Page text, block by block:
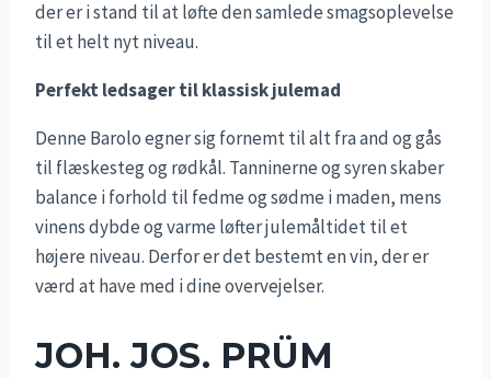
der er i stand til at løfte den samlede smagsoplevelse
til et helt nyt niveau.
Perfekt ledsager til klassisk julemad
Denne Barolo egner sig fornemt til alt fra and og gås
til flæskesteg og rødkål. Tanninerne og syren skaber
balance i forhold til fedme og sødme i maden, mens
vinens dybde og varme løfter julemåltidet til et
højere niveau. Derfor er det bestemt en vin, der er
værd at have med i dine overvejelser.
JOH. JOS. PRÜM